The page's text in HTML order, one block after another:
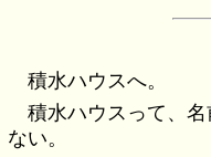
積水ハウスへ。
積水ハウスって、
ない。